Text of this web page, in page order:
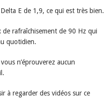
E de 1,9, ce qui est très bien.
de rafraîchisement de 90 Hz qui
quotidien.
n’éprouverez aucun
à regarder des vidéos sur ce